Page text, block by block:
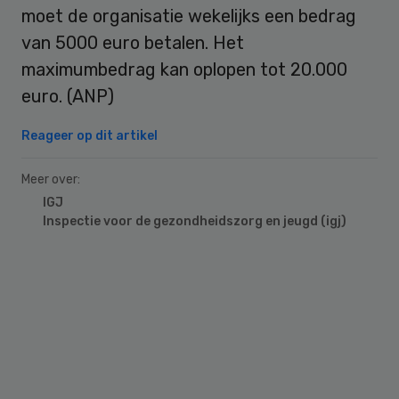
moet de organisatie wekelijks een bedrag
van 5000 euro betalen. Het
maximumbedrag kan oplopen tot 20.000
euro. (ANP)
Reageer op dit artikel
Meer over:
IGJ
Inspectie voor de gezondheidszorg en jeugd (igj)